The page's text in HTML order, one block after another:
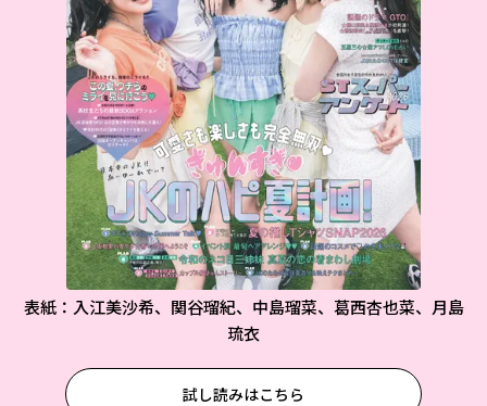
表紙：入江美沙希、関谷瑠紀、中島瑠菜、葛西杏也菜、月島
琉衣
試し読みはこちら